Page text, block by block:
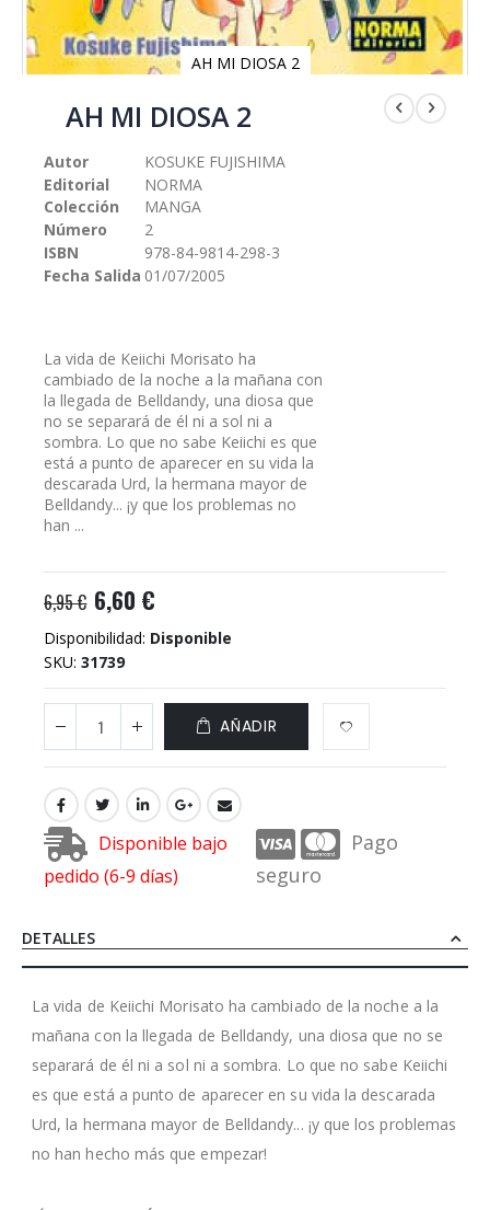
AH MI DIOSA 2
comienzo
galería
imágenes
AH MI DIOSA 2
Autor
KOSUKE FUJISHIMA
Editorial
NORMA
Colección
MANGA
Número
2
ISBN
978-84-9814-298-3
Fecha Salida 01/07/2005
La vida de Keiichi Morisato ha
cambiado de la noche a la mañana con
la llegada de Belldandy, una diosa que
no se separará de él ni a sol ni a
sombra. Lo que no sabe Keiichi es que
está a punto de aparecer en su vida la
descarada Urd, la hermana mayor de
Belldandy... ¡y que los problemas no
han ...
6,95 € 6,60 €
Disponibilidad: Disponible
SKU 31739
AÑADIR
Disponible bajo
pedido (6-9 días)
Pago
seguro
DETALLES
La vida de Keiichi Morisato ha cambiado de la noche a la
mañana con la llegada de Belldandy, una diosa que no se
separará de él ni a sol ni a sombra. Lo que no sabe Keiichi
es que está a punto de aparecer en su vida la descarada
Urd, la hermana mayor de Belldandy... ¡y que los problemas
no han hecho más que empezar!